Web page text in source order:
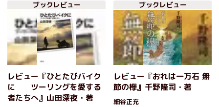
ブックレビュー
レビュー『ひとたびバイク
に ツーリングを愛する
者たちへ』山田深夜・著
ブックレビュー
レビュー『おれは一万石 無
節の欅』千野隆司・著
細谷正充